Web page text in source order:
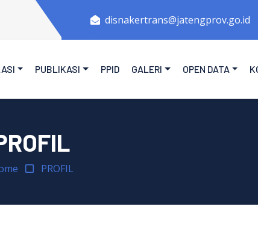
disnakertrans@jatengprov.go.id
PUBLIKASI PPID GALERI OPEN DATA
PROFIL